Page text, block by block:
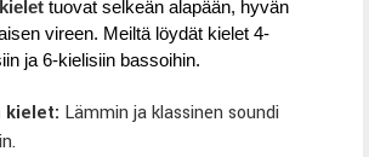
tuovat selkeän alapään, hyvän
vireen. Meiltä löydät kielet 4-
ja 6-kielisiin bassoihin.
kielet: Lämmin ja klassinen soundi